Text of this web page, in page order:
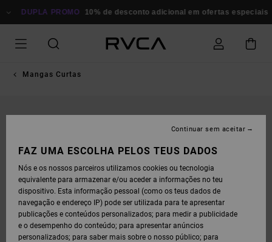
PARA
DUPLA PROMO 10% de desconto adicional em ofertas especiais
Mangas Curtas
FAZ UMA ESCOLHA PELOS TEUS DADOS
Nós e os nossos parceiros utilizamos cookies ou tecnologia
equivalente para armazenar e/ou aceder a informações no teu
dispositivo. Esta informação pessoal (como os teus dados de
navegação e endereço IP) pode ser utilizada para te apresentar
publicações e conteúdos personalizados; para medir a publicidade
e o desempenho do conteúdo; para apresentar anúncios
personalizados; para saber mais sobre o nosso público; para
Continuar sem aceitar